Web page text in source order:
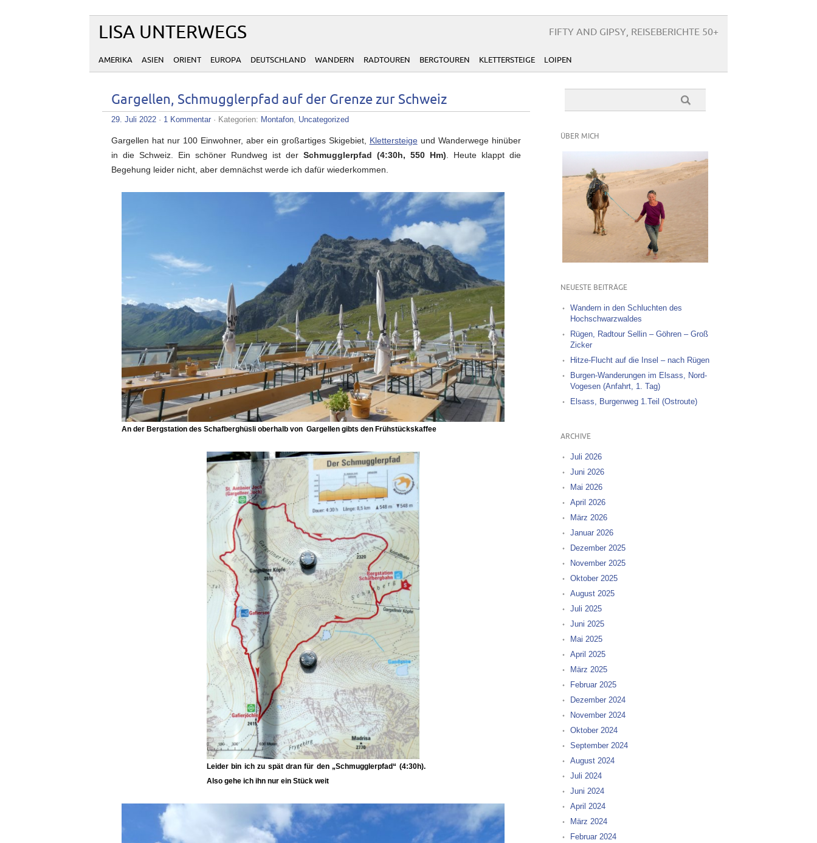
LISA UNTERWEGS FIFTY AND GIPSY, REISEBERICHTE 50+
AMERIKA ASIEN ORIENT EUROPA DEUTSCHLAND WANDERN RADTOUREN BERGTOUREN KLETTERSTEIGE LOIPEN
Gargellen, Schmugglerpfad auf der Grenze zur Schweiz
29. Juli 2022 · 1 Kommentar · Kategorien: Montafon, Uncategorized
Gargellen hat nur 100 Einwohner, aber ein großartiges Skigebiet, Klettersteigeund Wanderwege hinüber
in die Schweiz. Ein schöner Rundweg ist der Schmugglerpfad (4:30h, 550 Hm) . Heute klappt die
Begehung leider nicht, aber demnächst werde ich dafür wiederkommen.
An der Bergstation des Schafberghüslioberhalb von Gargellen gibts den Frühstückskaffee
Leider bin ich zu spät dran für den„Schmugglerpfad“ (4:30h).
Also gehe ich ihn nur ein Stück weit
ÜBER MICH
NEUESTE BEITRÄGE
Wandern in den Schluchten des
Hochschwarzwaldes
Rügen, Radtour Sellin – Göhren – Groß
Zicker
Hitze-Flucht auf die Insel – nach Rügen
Burgen-Wanderungen im Elsass, Nord-
Vogesen (Anfahrt, 1. Tag)
Elsass, Burgenweg 1.Teil (Ostroute)
ARCHIVE
Juli 2026
Juni 2026
Mai 2026
April 2026
März 2026
Januar 2026
Dezember 2025
November 2025
Oktober 2025
August 2025
Juli 2025
Juni 2025
Mai 2025
April 2025
März 2025
Februar 2025
Dezember 2024
November 2024
Oktober 2024
September 2024
August 2024
Juli 2024
Juni 2024
April 2024
März 2024
Februar 2024